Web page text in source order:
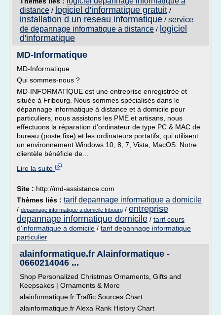
distance / logiciel d'informatique gratuit /
installation d un reseau informatique / service
de depannage informatique a distance / logiciel
d'informatique
MD-Informatique
MD-Informatique
Qui sommes-nous ?
MD-INFORMATIQUE est une entreprise enregistrée et
située à Fribourg. Nous sommes spécialisés dans le
dépannage informatique à distance et à domicile pour
particuliers, nous assistons les PME et artisans, nous
effectuons la réparation d'ordinateur de type PC & MAC de
bureau (poste fixe) et les ordinateurs portatifs, qui utilisent
un environnement Windows 10, 8, 7, Vista, MacOS. Notre
clientèle bénéficie de...
Lire la suite
Site : http://md-assistance.com
Thèmes liés : tarif depannage informatique a domicile
/ depannage informatique a domicile fribourg / entreprise
depannage informatique domicile / tarif cours
d'informatique a domicile / tarif depannage informatique
particulier
alainformatique.fr Alainformatique -
0660214046 ...
Shop Personalized Christmas Ornaments, Gifts and
Keepsakes | Ornaments & More
alainformatique.fr Traffic Sources Chart
alainformatique.fr Alexa Rank History Chart